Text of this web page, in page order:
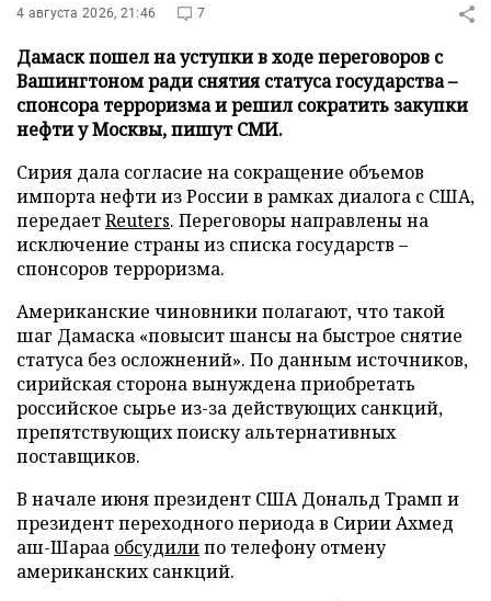
4 августа 2026, 21:46 7
Дамаск пошел на уступки в ходе переговоров с
Вашингтоном ради снятия статуса государства –
спонсора терроризма и решил сократить закупки
нефти у Москвы, пишут СМИ.
Сирия дала согласие на сокращение объемов
импорта нефти из России в рамках диалога с США,
передаетReuters. Переговоры направлены на
исключение страны из списка государств –
спонсоров терроризма.
Американские чиновники полагают, что такой
шаг Дамаска «повысит шансы на быстрое снятие
статуса без осложнений». По данным источников,
сирийская сторона вынуждена приобретать
российское сырье из-за действующих санкций,
препятствующих поиску альтернативных
поставщиков.
В начале июня президент США Дональд Трамп и
президент переходного периода в Сирии Ахмед
аш-Шараа обсудилипо телефону отмену
американских санкций.